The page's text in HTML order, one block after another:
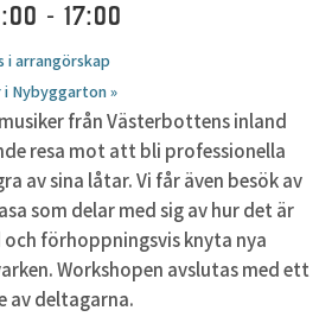
- 17:00
i arrangörskap
i Nybyggarton»
från Västerbottens inland
resa mot att bli professionella
av sina låtar. Vi får även besök av
som delar med sig av hur det är
förhoppningsvis knyta nya
Workshopen avslutas med ett
av deltagarna.